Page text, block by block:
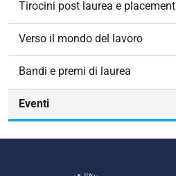
Tirocini post laurea e placement
Verso il mondo del lavoro
Bandi e premi di laurea
Eventi